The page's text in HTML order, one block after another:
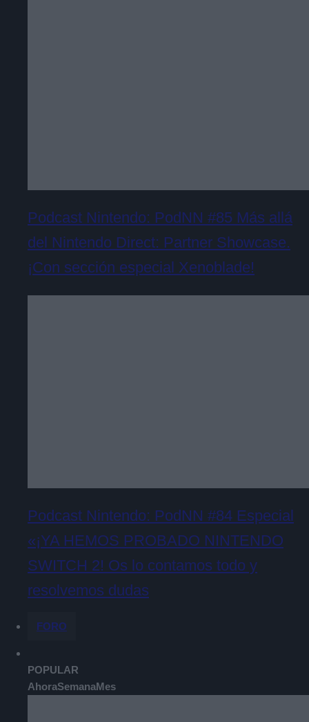
Podcast Nintendo: PodNN #85 Más allá
del Nintendo Direct: Partner Showcase.
¡Con sección especial Xenoblade!
Podcast Nintendo: PodNN #84 Especial
«¡YA HEMOS PROBADO NINTENDO
SWITCH 2! Os lo contamos todo y
resolvemos dudas
FORO
POPULAR
AhoraSemanaMes